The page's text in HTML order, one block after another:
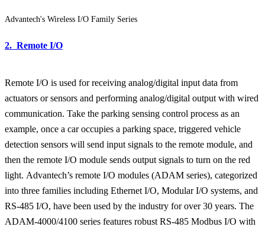
Advantech's Wireless I/O Family Series
2. Remote I/O
Remote I/O is used for receiving analog/digital input data from
actuators or sensors and performing analog/digital output with wired
communication. Take the parking sensing control process as an
example, once a car occupies a parking space, triggered vehicle
detection sensors will send input signals to the remote module, and
then the remote I/O module sends output signals to turn on the red
light. Advantech’s remote I/O modules (ADAM series), categorized
into three families including Ethernet I/O, Modular I/O systems, and
RS-485 I/O, have been used by the industry for over 30 years. The
ADAM-4000/4100 series features robust RS-485 Modbus I/O with